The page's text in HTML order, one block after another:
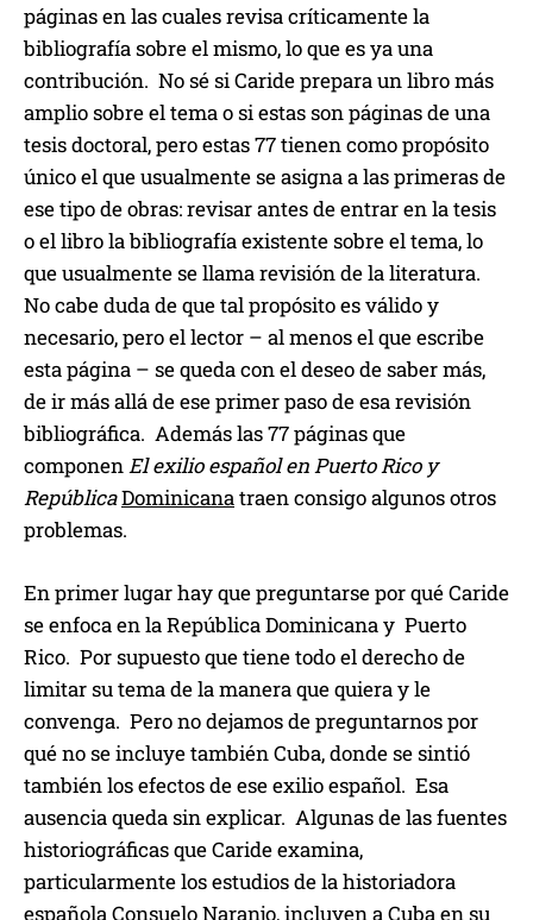
páginas en las cuales revisa críticamente la
bibliografía sobre el mismo, lo que es ya una
contribución. No sé si Caride prepara un libro más
amplio sobre el tema o si estas son páginas de una
tesis doctoral, pero estas 77 tienen como propósito
único el que usualmente se asigna a las primeras de
ese tipo de obras: revisar antes de entrar en la tesis
o el libro la bibliografía existente sobre el tema, lo
que usualmente se llama revisión de la literatura.
No cabe duda de que tal propósito es válido y
necesario, pero el lector – al menos el que escribe
esta página – se queda con el deseo de saber más,
de ir más allá de ese primer paso de esa revisión
bibliográfica. Además las 77 páginas que
componenEl exilio español en Puerto Rico y
RepúblicaDominicanatraen consigo algunos otros
problemas.
En primer lugar hay que preguntarse por qué Caride
se enfoca en la República Dominicana y Puerto
Rico. Por supuesto que tiene todo el derecho de
limitar su tema de la manera que quiera y le
convenga. Pero no dejamos de preguntarnos por
qué no se incluye también Cuba, donde se sintió
también los efectos de ese exilio español. Esa
ausencia queda sin explicar. Algunas de las fuentes
historiográficas que Caride examina,
particularmente los estudios de la historiadora
española Consuelo Naranjo, incluyen a Cuba en su